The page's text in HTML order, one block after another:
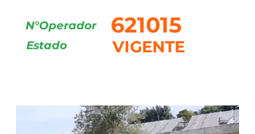
N°Operador
VIGENTE
Estado
621015